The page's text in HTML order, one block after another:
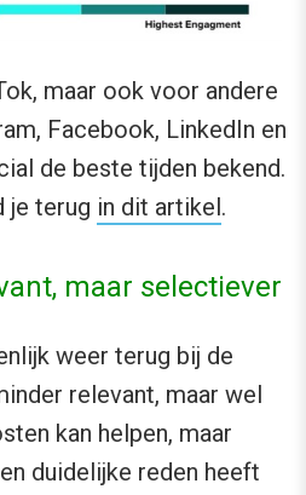
maar ook voor andere
Facebook, LinkedIn en
de beste tijden bekend.
je terug in dit artikel.
maar selectiever
weer terug bij de
relevant, maar wel
kan helpen, maar
duidelijke reden heeft